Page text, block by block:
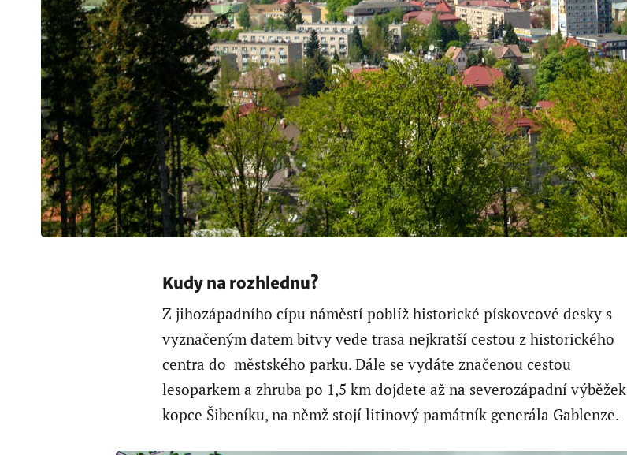
Kudy na rozhlednu?
Z jihozápadního cípu náměstí poblíž historické pískovcové desky s
vyznačeným datem bitvy vede trasa nejkratší cestou z historického
centra do městského parku. Dále se vydáte značenou cestou
lesoparkem a zhruba po 1,5 km dojdete až na severozápadní výběžek
kopce Šibeníku, na němž stojí litinový památník generála Gablenze.